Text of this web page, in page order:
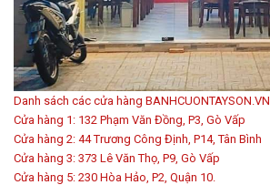
Danh sách các cửa hàng BANHCUONTAYSON.VN
Cửa hàng 1: 132 Phạm Văn Đồng, P3, Gò Vấp
Cửa hàng 2: 44 Trương Công Định, P14, Tân Bình
Cửa hàng 3: 373 Lê Văn Thọ, P9, Gò Vấp
Cửa hàng 5: 230 Hòa Hảo, P2, Quận 10.